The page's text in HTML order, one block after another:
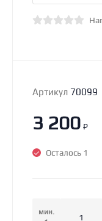
Артикул 70099
3 200 ₽
Осталось 1
мин.